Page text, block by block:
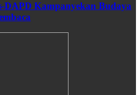
DAPD Kampanyekan Budaya